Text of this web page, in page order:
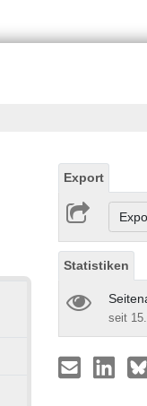
Export
Statistiken
seit